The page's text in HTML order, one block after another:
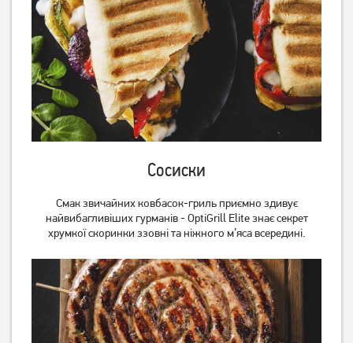
Сосиски
Смак звичайних ковбасок-гриль приємно здивує
найвибагливіших гурманів - OptiGrill Elite знає секрет
хрумкої скоринки ззовні та ніжного м’яса всередині.